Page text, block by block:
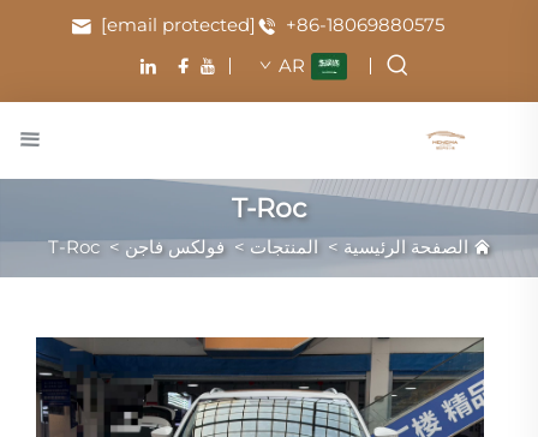
+86-18069880575
[email protected]
AR
T-Roc
الصفحة الرئيسية > المنتجات >فولكس فاجن>
T-Roc